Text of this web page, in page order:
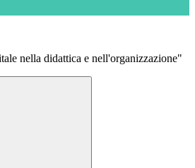
nella didattica e nell'organizzazione"